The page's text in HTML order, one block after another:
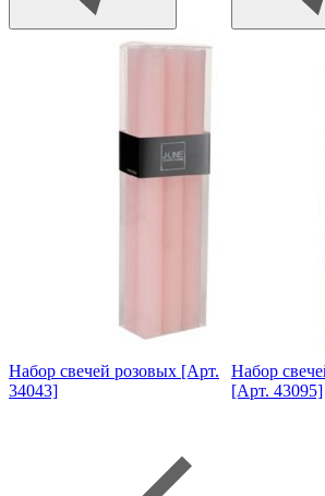
Набор свечей розовых [Арт.
34043]
Набор
[Арт. 43095]